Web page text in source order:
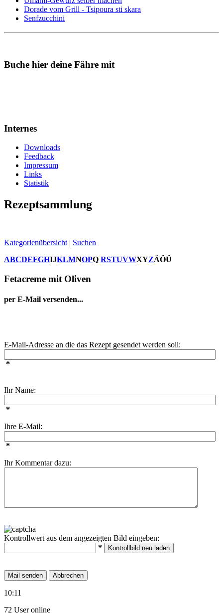
Dorade vom Grill - Tsipoura sti skara
Senfzucchini
Buche hier deine Fähre mit
Internes
Downloads
Feedback
Impressum
Links
Statistik
Rezeptsammlung
Kategorienübersicht | Suchen
ABCDEFGHIJKLMNOPQ RSTUVWXYZÄÖÜ
Fetacreme mit Oliven
per E-Mail versenden...
E-Mail-Adresse an die das Rezept gesendet werden soll:
*
Ihr Name:
*
Ihre E-Mail:
*
Ihr Kommentar dazu:
Kontrollwert aus dem angezeigten Bild eingeben:
*
10:11
72 User online